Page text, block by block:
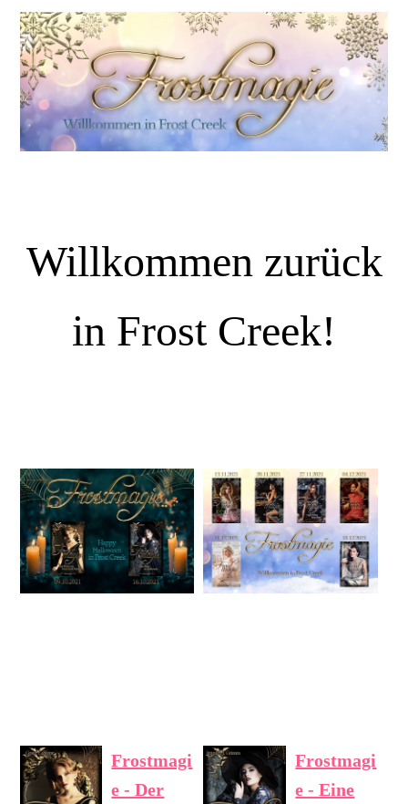
Willkommen zurück
in Frost Creek!
Frostmagi
e - Der
Frostmagi
e - Eine